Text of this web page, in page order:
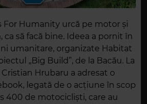
For Humanity urcă pe motor și
să facă bine. Ideea a pornit în
umanitare, organizate Habitat
„Big Build”, de la Bacău. La
Hrubaru a adresat o
legată de o acțiune în scop
400 de motocicliști, care au